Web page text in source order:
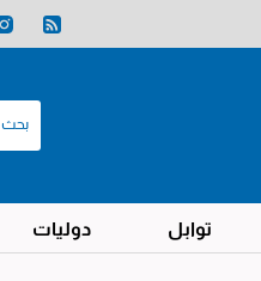
بحث
توابل دوليات